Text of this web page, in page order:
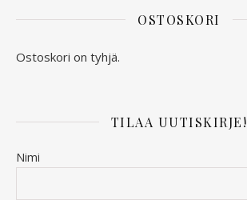
OSTOSKORI
Ostoskori on tyhjä.
TILAA UUTISKIRJE!
Nimi